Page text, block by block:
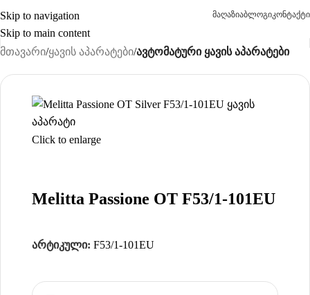
Skip to navigation
Skip to main content
მაღაზიაბლოგიკონტაქტი
მთავარი ყავის აპარატები ავტომატური ყავის აპარატები
Click to enlarge
Melitta Passione OT F53/1-101EU
არტიკული: F53/1-101EU